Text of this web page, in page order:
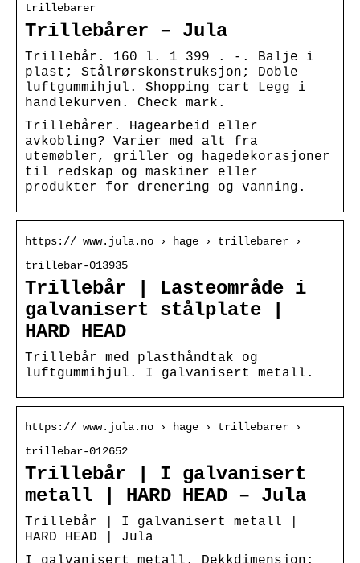
trillebarer
Trillebårer – Jula
Trillebår. 160 l. 1 399 . -. Balje i
plast; Stålrørskonstruksjon; Doble
luftgummihjul. Shopping cart Legg i
handlekurven. Check mark.
Trillebårer. Hagearbeid eller
avkobling? Varier med alt fra
utemøbler, griller og hagedekorasjoner
til redskap og maskiner eller
produkter for drenering og vanning.
https:// www.jula.no › hage › trillebarer ›
trillebar-013935
Trillebår | Lasteområde i
galvanisert stålplate |
HARD HEAD
Trillebår med plasthåndtak og
luftgummihjul. I galvanisert metall.
https:// www.jula.no › hage › trillebarer ›
trillebar-012652
Trillebår | I galvanisert
metall | HARD HEAD – Jula
Trillebår | I galvanisert metall |
HARD HEAD | Jula